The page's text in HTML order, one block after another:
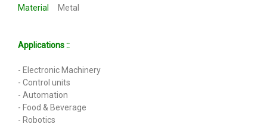
Material
Metal
Applications ::
- Electronic Machinery
- Control units
- Automation
- Food & Beverage
- Robotics